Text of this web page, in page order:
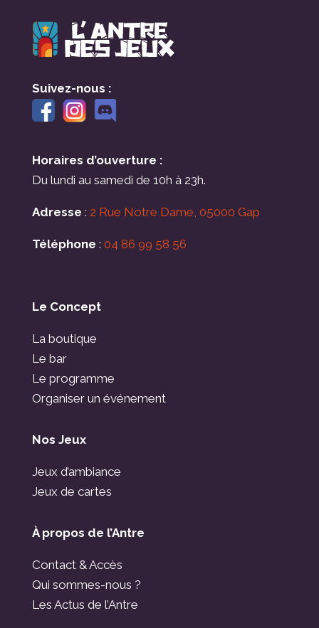
Suivez-nous :
Horaires d’ouverture :
Du lundi au samedi de 10h à 23h.
Adresse : 2 Rue Notre Dame, 05000 Gap
Téléphone : 04 86 99 58 56
Le Concept
La boutique
Le bar
Le programme
Organiser un événement
Nos Jeux
Jeux d’ambiance
Jeux de cartes
À propos de l’Antre
Contact & Accès
Qui sommes-nous ?
Les Actus de l’Antre